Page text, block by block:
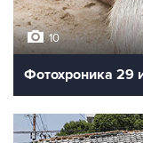
10
Фотохроника 29